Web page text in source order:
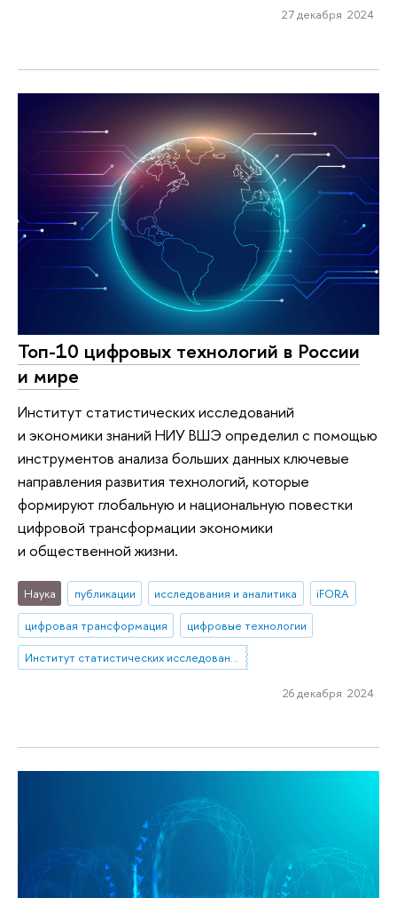
27 декабря 2024
Топ-10 цифровых технологий в России
и мире
Институт статистических исследований
и экономики знаний НИУ ВШЭ определил с помощью
инструментов анализа больших данных ключевые
направления развития технологий, которые
формируют глобальную и национальную повестки
цифровой трансформации экономики
и общественной жизни.
Наука публикации исследования и аналитика
iFORA
цифровая трансформация
цифровые технологии
Институт статистических исследований и экономики знаний
26 декабря 2024